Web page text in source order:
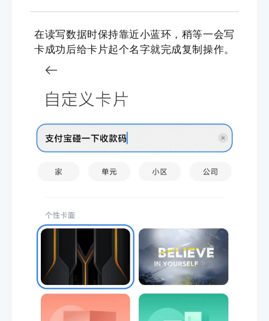
在读写数据时保持靠近小蓝环，稍等一会写
卡成功后给卡片起个名字就完成复制操作。